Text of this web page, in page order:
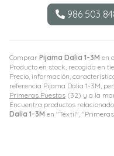
Comprar Pijama Dalia 1-3M en
Producto en stock, recogida en
Precio, información,
referencia Pijama Dalia 1-3M,
Primeras Puestas (32) y a la
Encuentra productos
Dalia 1-3M en "Textil",
986 503